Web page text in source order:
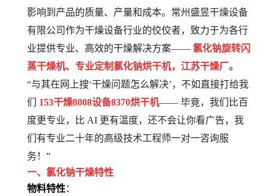
影响到产品的质量、产量和成本。 常州盛昱干燥设备
有限公司作为干燥设备行业的佼佼者，致力于为各行
业提供专业、高效的干燥解决方案—— 氯化钠旋转闪
蒸干燥机、专业定制氯化钠烘干机，江苏干燥厂。
“与其在网上搜‘干燥问题怎么解决’，不如直接打给我
们 153干燥8008设备8370烘干机—— 毕竟，我们比百
度更专业，比 AI 更有温度，还不会让你看广告，我
们有专业二十年的高级技术工程师一对一咨询服
务！”
一、氯化钠干燥特性
物料特性：